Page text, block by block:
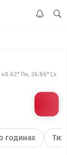
36.86°Сх
годинах